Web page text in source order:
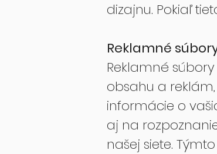
dizajnu. Pokiaľ
Reklamné
Reklamné
obsahu a
informácie o
aj na
našej siete.